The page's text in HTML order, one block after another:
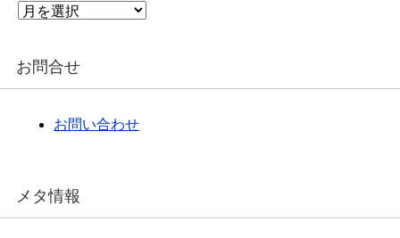
ア
イ
お問合せ
お問い合わせ
メタ情報